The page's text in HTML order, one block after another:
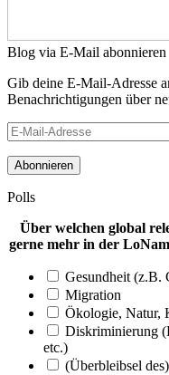
Blog via E-Mail abonnieren
Gib deine E-Mail-Adresse
Benachrichtigungen über
E-
Mail-
Adresse
Polls
Über welchen global
gerne mehr in der
Gesundheit (z.B.
Migration
Ökologie, Natur,
Diskriminierung
etc.)
(Überbleibsel